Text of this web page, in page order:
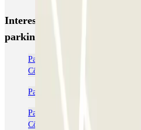
Interessante plaatsen en
parking Port de Nice -
Parkeerplaatsen dichtbij
Côte d'Azur (NCE)
Parkeren op luchthaven Nice-
Parkeerplaatsen dichtbij
Côte d'Azur (NCE)